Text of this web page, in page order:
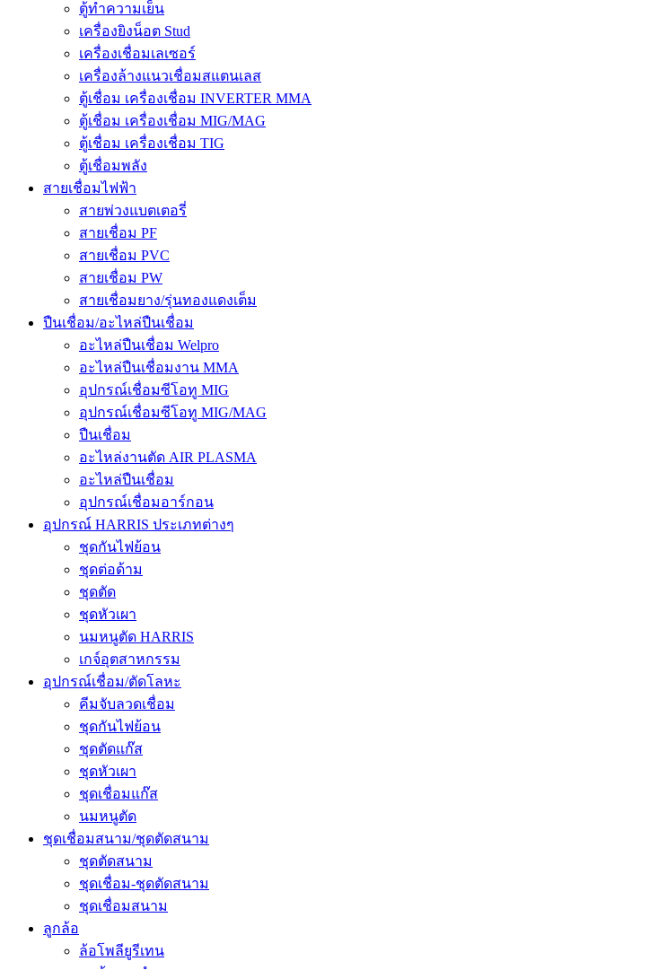
ตู้ทำความเย็น
เครื่องยิงน็อต Stud
เครื่องเชื่อมเลเซอร์
เครื่องล้างแนวเชื่อมสแตนเลส
ตู้เชื่อม เครื่องเชื่อม INVERTER MMA
ตู้เชื่อม เครื่องเชื่อม MIG/MAG
ตู้เชื่อม เครื่องเชื่อม TIG
ตู้เชื่อมพลัง
สายเชื่อมไฟฟ้า
สายพ่วงแบตเตอรี่
สายเชื่อม PF
สายเชื่อม PVC
สายเชื่อม PW
สายเชื่อมยาง/รุ่นทองแดงเต็ม
ปืนเชื่อม/อะไหล่ปืนเชื่อม
อะไหล่ปืนเชื่อม Welpro
อะไหล่ปืนเชื่อมงาน MMA
อุปกรณ์เชื่อมซีโอทู MIG
อุปกรณ์เชื่อมซีโอทู MIG/MAG
ปืนเชื่อม
อะไหล่งานตัด AIR PLASMA
อะไหล่ปืนเชื่อม
อุปกรณ์เชื่อมอาร์กอน
อุปกรณ์ HARRIS ประเภทต่างๆ
ชุดกันไฟย้อน
ชุดต่อด้าม
ชุดตัด
ชุดหัวเผา
นมหนูตัด HARRIS
เกจ์อุตสาหกรรม
อุปกรณ์เชื่อม/ตัดโลหะ
คีมจับลวดเชื่อม
ชุดกันไฟย้อน
ชุดตัดแก๊ส
ชุดหัวเผา
ชุดเชื่อมแก๊ส
นมหนูตัด
ชุดเชื่อมสนาม/ชุดตัดสนาม
ชุดตัดสนาม
ชุดเชื่อม-ชุดตัดสนาม
ชุดเชื่อมสนาม
ลูกล้อ
ล้อโพลียูรีเทน